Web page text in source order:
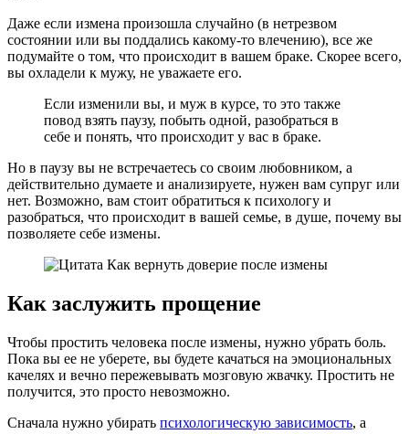
Даже если измена произошла случайно (в нетрезвом
состоянии или вы поддались какому-то влечению), все же
подумайте о том, что происходит в вашем браке. Скорее всего,
вы охладели к мужу, не уважаете его.
Если изменили вы, и муж в курсе, то это также
повод взять паузу, побыть одной, разобраться в
себе и понять, что происходит у вас в браке.
Но в паузу вы не встречаетесь со своим любовником, а
действительно думаете и анализируете, нужен вам супруг или
нет. Возможно, вам стоит обратиться к психологу и
разобраться, что происходит в вашей семье, в душе, почему вы
позволяете себе измены.
Как заслужить прощение
Чтобы простить человека после измены, нужно убрать боль.
Пока вы ее не уберете, вы будете качаться на эмоциональных
качелях и вечно пережевывать мозговую жвачку. Простить не
получится, это просто невозможно.
Сначала нужно убирать психологическую зависимость, а